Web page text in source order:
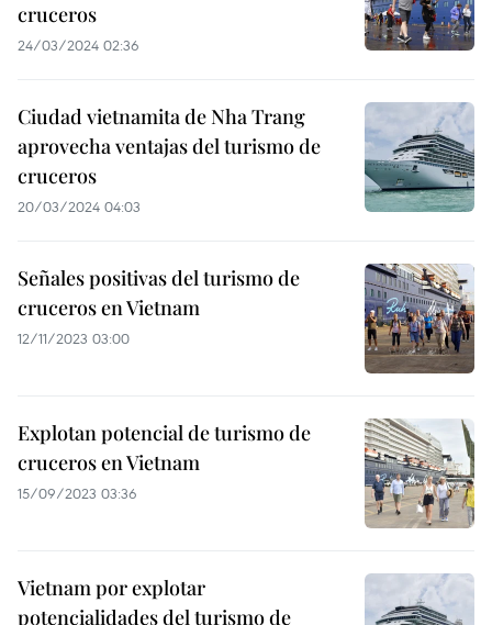
cruceros
24/03/2024 02:36
Ciudad vietnamita de Nha Trang
aprovecha ventajas del turismo de
cruceros
20/03/2024 04:03
Señales positivas del turismo de
cruceros en Vietnam
12/11/2023 03:00
Explotan potencial de turismo de
cruceros en Vietnam
15/09/2023 03:36
Vietnam por explotar
potencialidades del turismo de